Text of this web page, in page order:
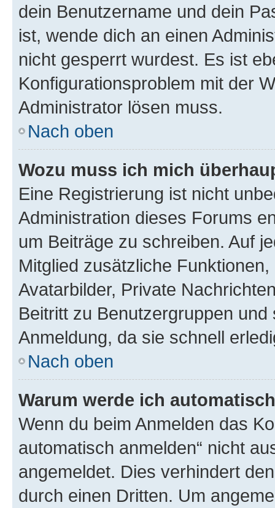
dein Benutzername und dein
ist, wende dich an einen
nicht gesperrt wurdest. Es ist
Konfigurationsproblem mit der
Administrator lösen muss.
Nach oben
Wozu muss ich mich
Eine Registrierung ist nicht
Administration dieses Forums
um Beiträge zu schreiben. Auf
Mitglied zusätzliche
Avatarbilder, Private
Beitritt zu Benutzergruppen
Anmeldung, da sie schnell
Nach oben
Warum werde ich
Wenn du beim Anmelden das
automatisch anmelden“ nicht
angemeldet. Dies verhindert
durch einen Dritten. Um